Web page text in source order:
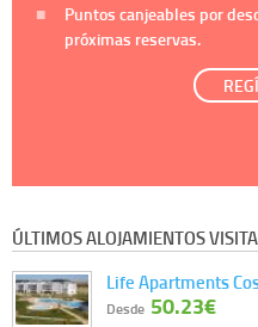
Puntos canjeables por
próximas reservas.
ÚLTIMOS ALOJAMIENTOS
Life Apartments
Desde 50.23€